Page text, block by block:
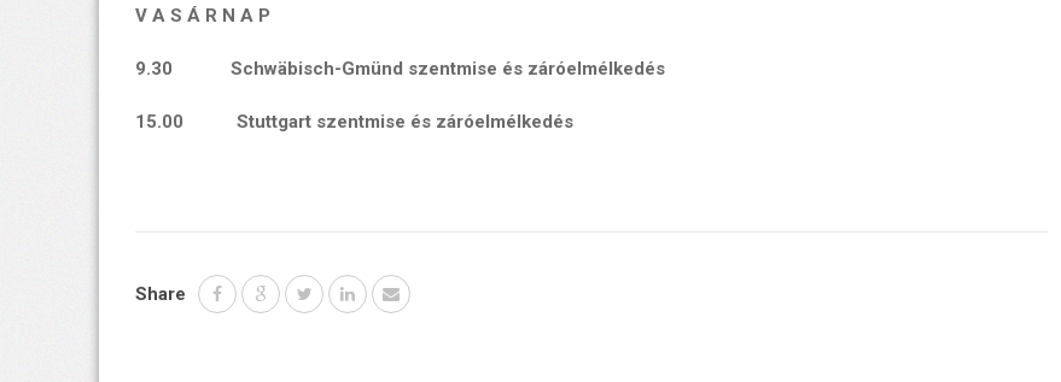
V A S Á R N A P
9.30 Schwäbisch-Gmünd szentmise és záróelmélkedés
15.00 Stuttgart szentmise és záróelmélkedés
Share